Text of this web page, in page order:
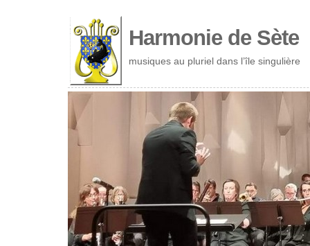
Harmonie de Sète
musiques au pluriel dans l’île singulière